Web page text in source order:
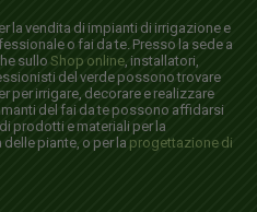
la vendita di impianti di irrigazione e
o fai da te. Presso la sede a
sullo Shop online, installatori,
del verde possono trovare
per irrigare, decorare e realizzare
del fai da te possono affidarsi
prodotti e materiali per la
piante, o per la progettazione di